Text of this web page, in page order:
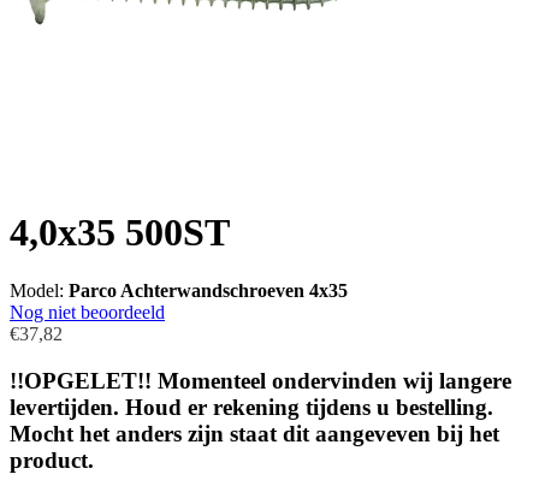
4,0x35 500ST
Model: Parco Achterwandschroeven 4x35
Nog niet beoordeeld
€37,82
!!OPGELET!! Momenteel ondervinden wij langere
levertijden. Houd er rekening tijdens u bestelling.
Mocht het anders zijn staat dit aangeveven bij het
product.